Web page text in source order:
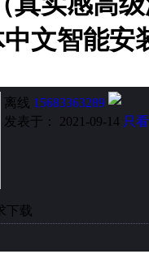
文智能安
离线 15683363289
发表于： 2021-09-14 只
下载